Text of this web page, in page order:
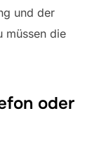
und der
müssen die
oder